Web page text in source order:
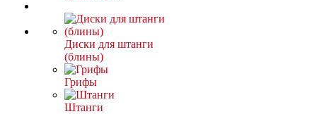
Диски для штанги
(блины)
Грифы
Штанги